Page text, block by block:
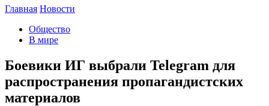
Главная Новости
Общество
В мире
Боевики ИГ выбрали Telegram для
распространения пропагандистских
материалов